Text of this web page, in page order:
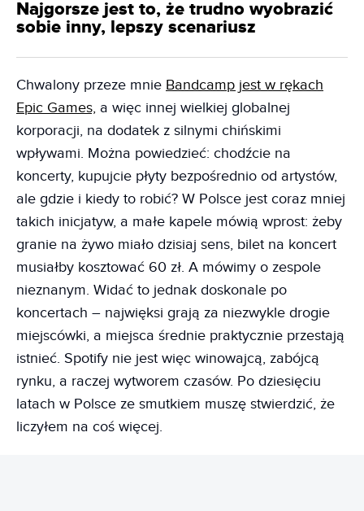
Najgorsze jest to, że trudno wyobrazić
sobie inny, lepszy scenariusz
Chwalony przeze mnie Bandcamp jest w rękach
Epic Games, a więc innej wielkiej globalnej
korporacji, na dodatek z silnymi chińskimi
wpływami. Można powiedzieć: chodźcie na
koncerty, kupujcie płyty bezpośrednio od artystów,
ale gdzie i kiedy to robić? W Polsce jest coraz mniej
takich inicjatyw, a małe kapele mówią wprost: żeby
granie na żywo miało dzisiaj sens, bilet na koncert
musiałby kosztować 60 zł. A mówimy o zespole
nieznanym. Widać to jednak doskonale po
koncertach – najwięksi grają za niezwykle drogie
miejscówki, a miejsca średnie praktycznie przestają
istnieć. Spotify nie jest więc winowajcą, zabójcą
rynku, a raczej wytworem czasów. Po dziesięciu
latach w Polsce ze smutkiem muszę stwierdzić, że
liczyłem na coś więcej.